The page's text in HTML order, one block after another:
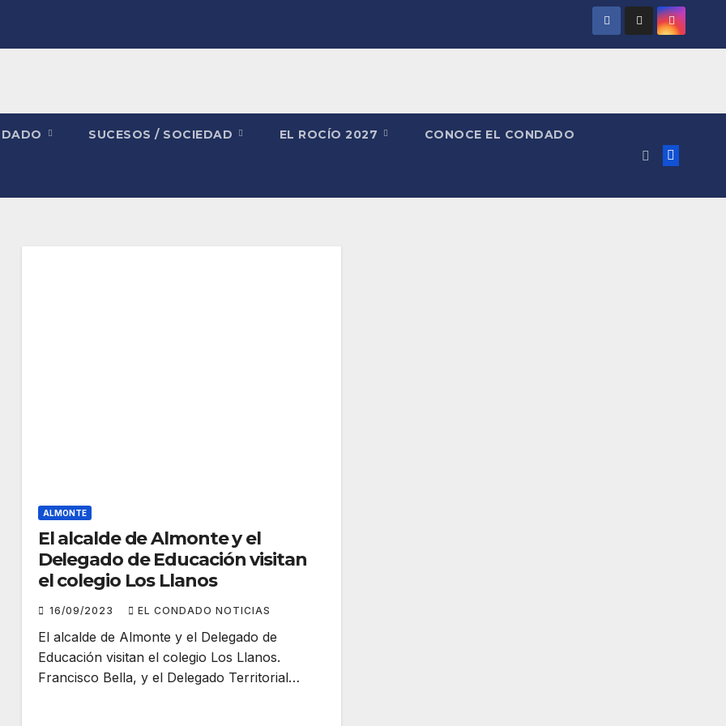
SUCESOS / SOCIEDAD EL ROCÍO 2027 CONOCE EL CONDADO
ALMONTE
El alcalde de Almonte y el
Delegado de Educación visitan
el colegio Los Llanos
16/09/2023 EL CONDADO NOTICIAS
El alcalde de Almonte y el Delegado de
Educación visitan el colegio Los Llanos.
Francisco Bella, y el Delegado Territorial…